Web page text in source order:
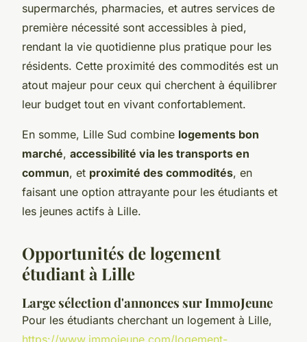
supermarchés, pharmacies, et autres services de
première nécessité sont accessibles à pied,
rendant la vie quotidienne plus pratique pour les
résidents. Cette proximité des commodités est un
atout majeur pour ceux qui cherchent à équilibrer
leur budget tout en vivant confortablement.
En somme, Lille Sud combine logements bon
marché, accessibilité via les transports en
commun, et proximité des commodités, en
faisant une option attrayante pour les étudiants et
les jeunes actifs à Lille.
Opportunités de logement
étudiant à Lille
Large sélection d'annonces sur ImmoJeune
Pour les étudiants cherchant un logement à Lille,
https://www.immojeune.com/logement-